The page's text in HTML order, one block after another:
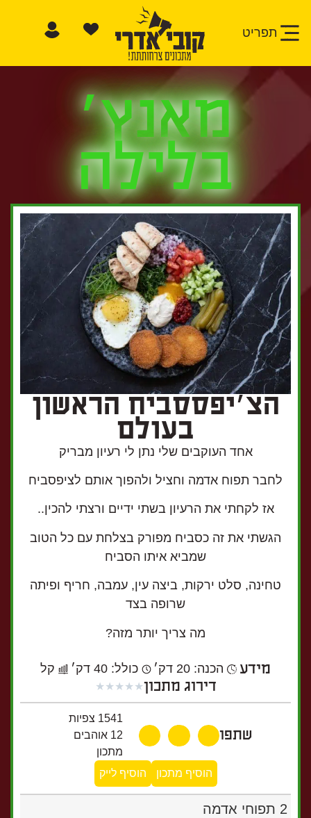
תפריט
מאנץ׳
בלילה
הצ׳יפססביח הראשון
בעולם
אחד העוקבים שלי נתן לי רעיון מבריק
לחבר תפוח אדמה וחציל ולהפוך אותם לציפסביח
אז לקחתי את הרעיון בשתי ידיים ורצתי להכין..
הגשתי את זה כסביח מפורק בצלחת עם כל הטוב
שמביא איתו הסביח
טחינה, סלט ירקות, ביצה עין, עמבה, חריף ופיתה
שרופה בצד
מה צריך יותר מזה?
מידע הכנה: 20 דק׳ כולל: 40 דק׳ קל
דירוג מתכון★
★
★
★
★
שתפו
1541 צפיות
12 אוהבים
מתכון
הוסיף מתכון
הוסיף לייק
2 תפוחי אדמה